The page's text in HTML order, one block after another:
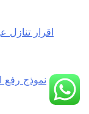
اقرار
نموذج رفع